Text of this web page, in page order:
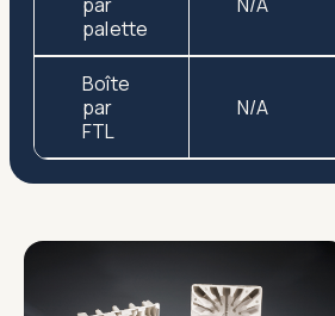
palette
Boîte
par
FTL
N/A